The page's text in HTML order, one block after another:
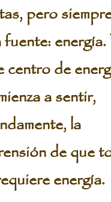
pero
fuente:
centro de
a sentir,
la
de que
energía.